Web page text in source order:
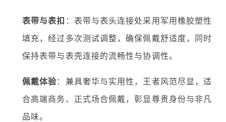
表带与表扣 ：表带与表头连接处采用军用橡胶塑性
填充，经过多次测试调整，确保佩戴舒适度，同时
保持表带与表壳连接的流畅性与协调性。
佩戴体验：兼具奢华与实用性，王者风范尽显，适
合高端商务、正式场合佩戴，彰显尊贵身份与非凡
品味。